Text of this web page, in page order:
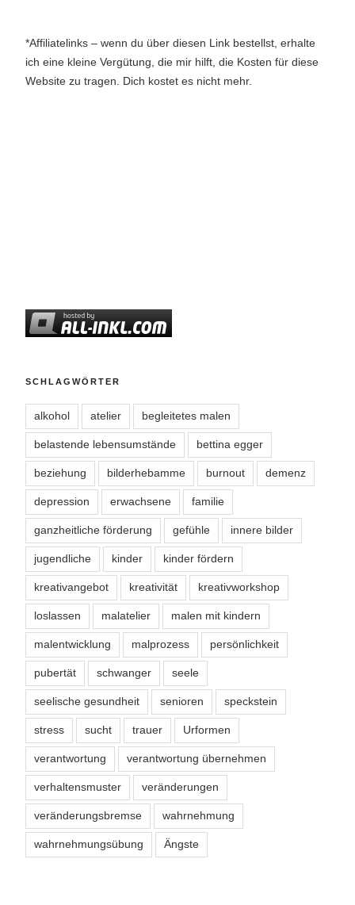
*Affiliatelinks – wenn du über diesen Link bestellst, erhalte
ich eine kleine Vergütung, die mir hilft, die Kosten für diese
Website zu tragen. Dich kostet es nicht mehr.
SCHLAGWÖRTER
alkohol atelier begleitetes malen
belastende lebensumstände bettina egger
beziehung bilderhebamme burnout demenz
depression erwachsene familie
ganzheitliche förderung gefühle innere bilder
jugendliche kinder kinder fördern
kreativangebot kreativität kreativworkshop
loslassen malatelier malen mit kindern
malentwicklung malprozess persönlichkeit
pubertät schwanger seele
seelische gesundheit senioren speckstein
stress sucht trauer Urformen
verantwortung verantwortung übernehmen
verhaltensmuster veränderungen
veränderungsbremse wahrnehmung
wahrnehmungsübung Ängste